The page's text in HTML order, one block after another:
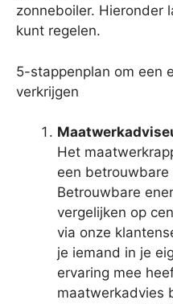
zonneboiler. Hieronder
kunt regelen.
5-stappenplan om een
verkrijgen
Het
een
Betrouwbare
vergelijken op
via onze
je iemand in je
ervaring mee
maatwerkadvies